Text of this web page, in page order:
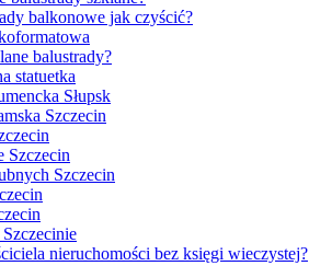
balkonowe jak czyścić?
balustrady?
statuetka
Słupsk
Szczecin
Szczecin
Szczecin
nieruchomości bez księgi wieczystej?